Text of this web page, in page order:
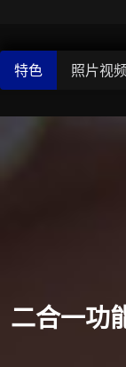
特色 照片视
二合一功